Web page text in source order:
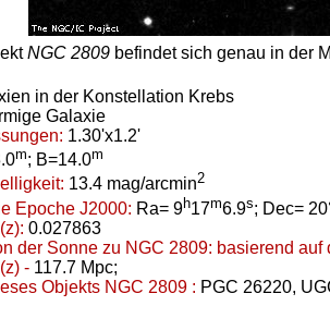
NGC 2809 befindet sich genau in der
in der Konstellation Krebs
Galaxie
1.30'x1.2'
m; B=14.0m
13.4 mag/arcmin2
Epoche J2000: Ra= 9h17m6.9s; Dec=
0.027863
der Sonne zu NGC 2809: basierend auf
- 117.7 Mpc;
Objekts NGC 2809 : PGC 26220,